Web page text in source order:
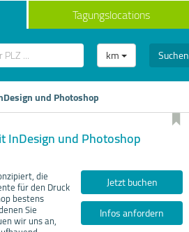
Tagungslocations
km Suchen
und Photoshop
InDesign und Photoshop
die
für den Druck
bestens
Sie
wir uns an,
Jetzt buchen
Infos anfordern